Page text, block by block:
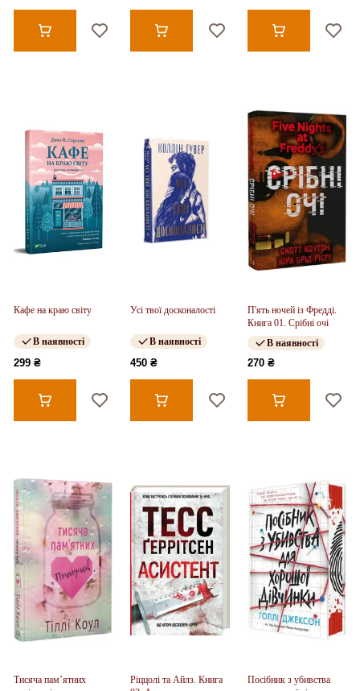
Кафе на краю світу
В наявності
299 ₴
Усі твої досконалості
В наявності
450 ₴
П'ять ночей із Фредді.
Книга 01. Срібні очі
В наявності
270 ₴
Тисяча пам’ятних
Ріццолі та Айлз. Книга
Посібник з убивства